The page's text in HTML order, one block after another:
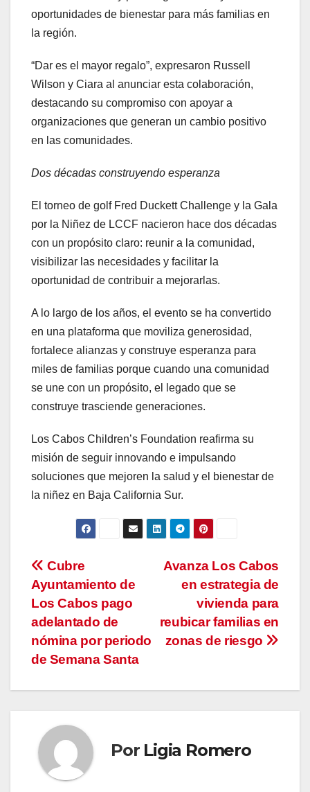
oportunidades de bienestar para más familias en
la región.
“Dar es el mayor regalo”, expresaron Russell
Wilson y Ciara al anunciar esta colaboración,
destacando su compromiso con apoyar a
organizaciones que generan un cambio positivo
en las comunidades.
Dos décadas construyendo esperanza
El torneo de golf Fred Duckett Challenge y la Gala
por la Niñez de LCCF nacieron hace dos décadas
con un propósito claro: reunir a la comunidad,
visibilizar las necesidades y facilitar la
oportunidad de contribuir a mejorarlas.
A lo largo de los años, el evento se ha convertido
en una plataforma que moviliza generosidad,
fortalece alianzas y construye esperanza para
miles de familias porque cuando una comunidad
se une con un propósito, el legado que se
construye trasciende generaciones.
Los Cabos Children’s Foundation reafirma su
misión de seguir innovando e impulsando
soluciones que mejoren la salud y el bienestar de
la niñez en Baja California Sur.
Navegación
de
entradas
Avanza Los Cabos
en estrategia de
vivienda para
reubicar familias en
zonas de riesgo
Cubre
Ayuntamiento de
Los Cabos pago
adelantado de
nómina por periodo
de Semana Santa
Por Ligia Romero